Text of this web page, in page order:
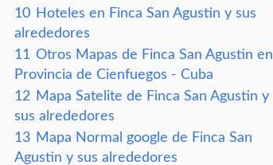
10 Hoteles en Finca San Agustin y sus
alrededores
11 Otros Mapas de Finca San Agustin en
Provincia de Cienfuegos - Cuba
12 Mapa Satelite de Finca San Agustin y
sus alrededores
13 Mapa Normal google de Finca San
Agustin y sus alrededores